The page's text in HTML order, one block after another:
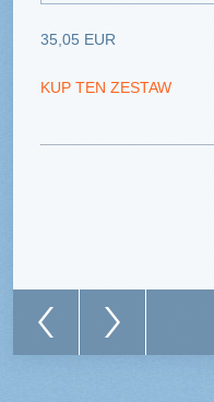
35,05 EUR
KUP TEN ZESTAW